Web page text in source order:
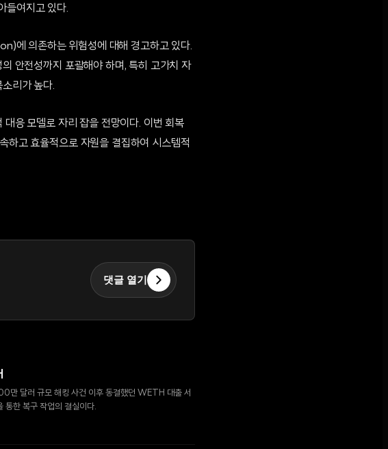
들여지고 있다.
에 의존하는 위험성에 대해 경고하고 있다.
안전성까지 포괄해야 하며, 특히 고가치 자
리가 높다.
응 모델로 자리 잡을 전망이다. 이번 회복
하고 효율적으로 자원을 결집하여 시스템적
댓글 열기
달러 규모 해킹 사건 이후 동결했던 WETH 대출 서
통한 복구 작업의 결실이다.